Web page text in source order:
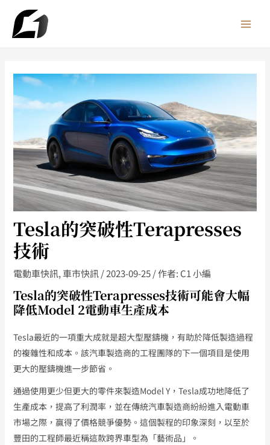
Tesla的突破性Terapresses
技術
電動車快訊,車市快訊/2023-09-25/ 作者: C1 小編
Tesla的突破性Terapresses技術可能會大幅
降低Model 2電動車生產成本
Tesla最近的一項重大成就是超大型壓鑄機，有助於降低製造過程
的複雜性和成本。該汽車製造商的工程團隊的下一個項目是使用
更大的壓鑄機進一步節省。
通過使用更少但更大的零件來製造Model Y，Tesla成功地降低了
生產成本，提高了利潤率，並在傳統汽車製造商紛紛進入電動車
市場之際，贏得了價格競爭優勢。這個製程的印象深刻，以至於
豐田的工程師最近稱這款跨界車型為「藝術品」。